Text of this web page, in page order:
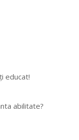
educat!
abilitate?